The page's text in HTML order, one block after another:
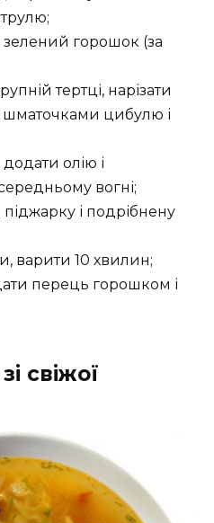
горошок (за
тертці, нарізати
цибулю і
додати олію і
вогні;
і подрібнену
варити 10 хвилин;
перець горошком і
свіжої